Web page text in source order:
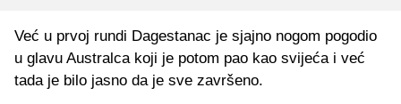
Već u prvoj rundi Dagestanac je sjajno nogom pogodio
u glavu Australca koji je potom pao kao svijeća i već
tada je bilo jasno da je sve završeno.